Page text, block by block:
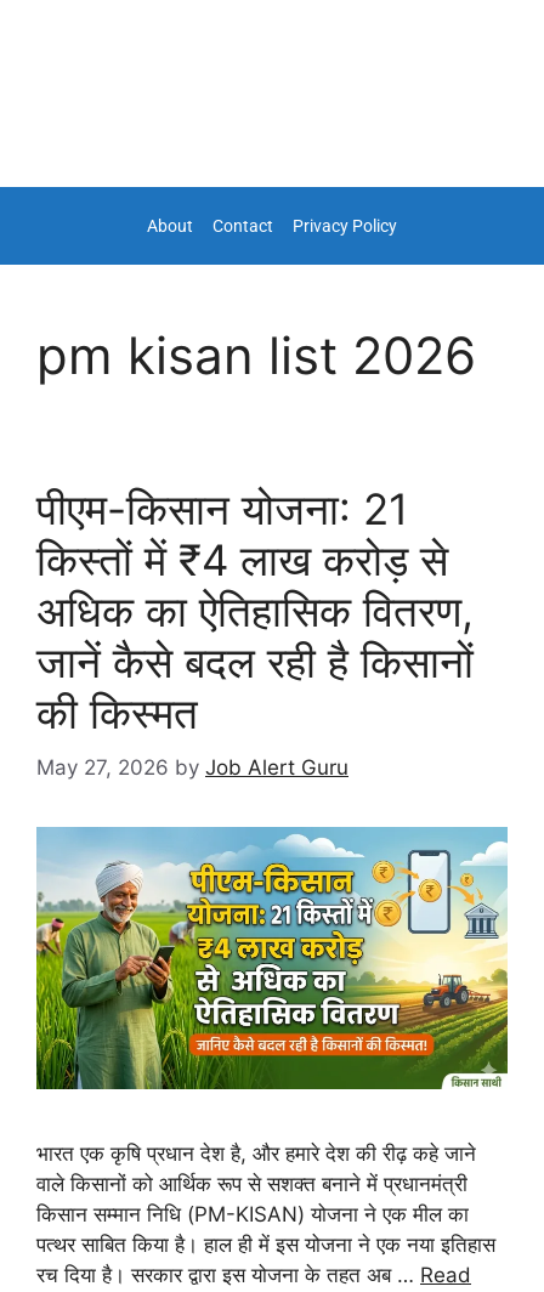
About Contact Privacy Policy
pm kisan list 2026
पीएम-किसान योजना: 21
किस्तों में ₹4 लाख करोड़ से
अधिक का ऐतिहासिक वितरण,
जानें कैसे बदल रही है किसानों
की किस्मत
May 27, 2026 by Job Alert Guru
भारत एक कृषि प्रधान देश है, और हमारे देश की रीढ़ कहे जाने
वाले किसानों को आर्थिक रूप से सशक्त बनाने में प्रधानमंत्री
किसान सम्मान निधि (PM-KISAN) योजना ने एक मील का
पत्थर साबित किया है। हाल ही में इस योजना ने एक नया इतिहास
रच दिया है। सरकार द्वारा इस योजना के तहत अब … Read